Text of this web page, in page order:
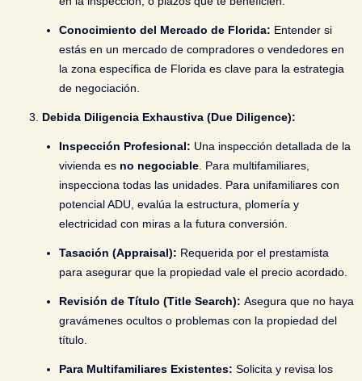
Conocimiento del Mercado de Florida: Entender si
estás en un mercado de compradores o vendedores en
la zona específica de Florida es clave para la estrategia
de negociación.
Debida Diligencia Exhaustiva (Due Diligence):
Inspección Profesional: Una inspección detallada de la
vivienda es no negociable . Para multifamiliares,
inspecciona todas las unidades. Para unifamiliares con
potencial ADU, evalúa la estructura, plomería y
electricidad con miras a la futura conversión.
Tasación (Appraisal): Requerida por el prestamista
para asegurar que la propiedad vale el precio acordado.
Revisión de Título (Title Search): Asegura que no haya
gravámenes ocultos o problemas con la propiedad del
título.
Para Multifamiliares Existentes: Solicita y revisa los